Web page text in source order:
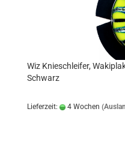
Wiz Knieschleifer,
Schwarz
Lieferzeit: 4 Wochen